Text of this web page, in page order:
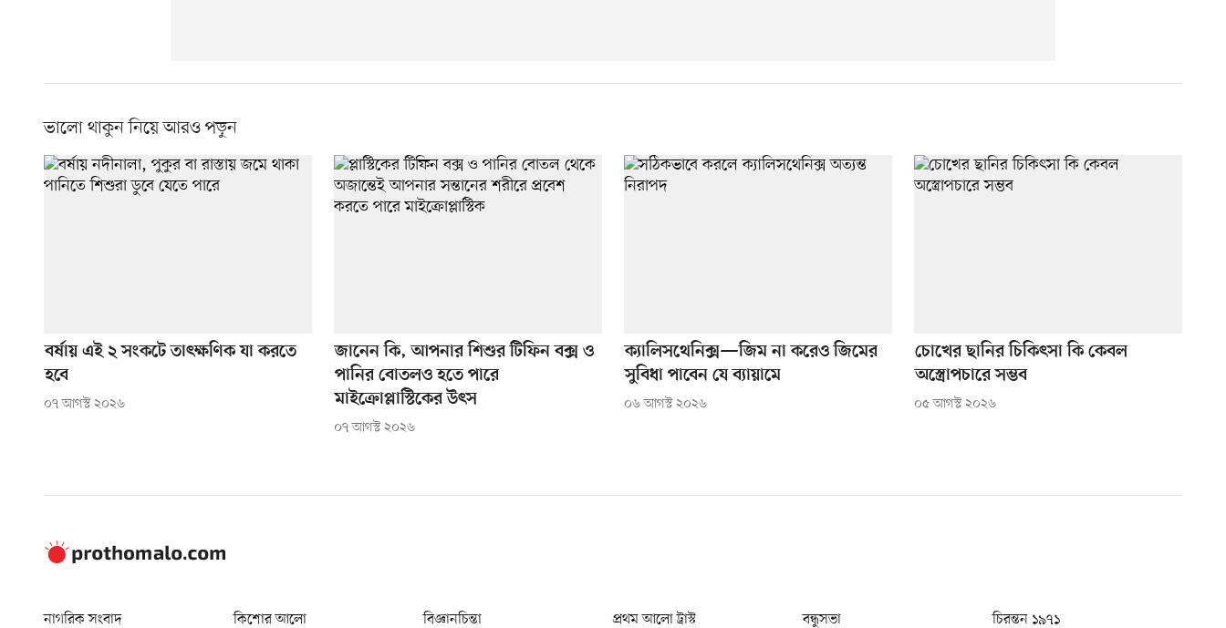
ভালো থাকুন নিয়ে আরও পড়ুন
বর্ষায় এই ২ সংকটে তাৎক্ষণিক যা করতে
হবে
০৭ আগস্ট ২০২৬
জানেন কি, আপনার শিশুর টিফিন বক্স ও
পানির বোতলও হতে পারে
মাইক্রোপ্লাস্টিকের উৎস
০৭ আগস্ট ২০২৬
ক্যালিসথেনিক্স—জিম না করেও জিমের
সুবিধা পাবেন যে ব্যায়ামে
০৬ আগস্ট ২০২৬
চোখের ছানির চিকিৎসা কি কেবল
অস্ত্রোপচারে সম্ভব
০৫ আগস্ট ২০২৬
নাগরিক সংবাদ কিশোর আলো বিজ্ঞানচিন্তা প্রথম আলো ট্রাস্ট বন্ধুসভা চিরন্তন ১৯৭১